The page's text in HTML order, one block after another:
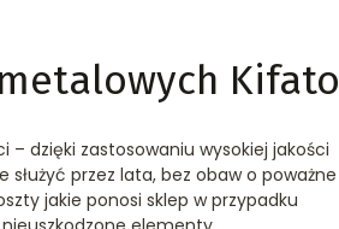
Kifato
– dzięki zastosowaniu wysokiej jakości
służyć przez lata, bez obaw o poważne
jakie ponosi sklep w przypadku